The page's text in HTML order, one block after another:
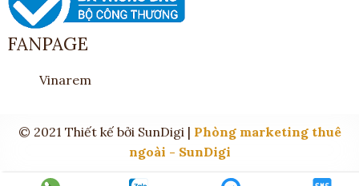
FANPAGE
Vinarem
© 2021 Thiết kế bởi SunDigi | Phòng marketing thuê
ngoài - SunDigi